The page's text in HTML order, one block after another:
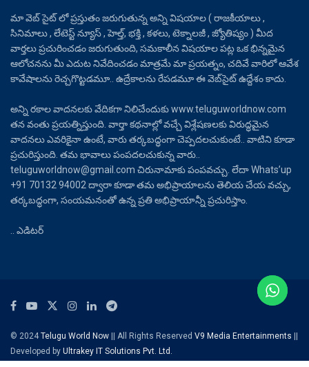
మా వెబ్ సైట్ లో ప్రస్తుతం జరుగుతున్న అన్ని విషయాల ( రాజకీయాలు ,
సినిమాలు , లేటెస్ట్ న్యూస్ , హెల్త్, భక్తి , కళలు, టెక్నాలజీ , జ్యోతిష్యం ) మీద
వార్తలు ప్రచురించడం జరుగుతుంది, సమకాలీన విషయాల పట్ల ఒక భిన్నమైన
ఆలోచనను మీ ఎదుట నివేదించడం మాత్రమే మా ప్రయత్నం, చదివే వారిలో ఆవేశ
కావేషాలను రెచ్చగొట్టడమూ.. ఉద్రేకాలను రేపడమూ ఈ వెబ్‌సైట్ ఉద్దేశం కాదు.
అన్ని రకాల వాదనలకు వేదికగా నిలిచేందుకు www.teluguworldnow.com
తన వంతు ప్రయత్నిస్తుంది. వార్తా కథనాల్లో వచ్చే విశ్లేషణలకు విరుద్ధమైన
వాదనలు ఎవరికైనా ఉంటే, వారు తర్కబద్ధంగా చెప్పదలచుకుంటే.. వాటిని కూడా
ప్రచురిస్తుంది. తమ భావాలు పంపదలచుకున్న వారు..
teluguworldnow@gmail.com చిరునామాకు పంపవచ్చు. లేదా Whats’up
+91 70132 94002 ద్వారా కూడా తమ అభిప్రాయాలను తెలియ చేయ వచ్చు,
తర్కబద్ధంగా, సంయమనంతో ఉన్న ప్రతి అభిప్రాయాన్నీ ప్రచురిస్తాం.
.. ఎడిటర్
© 2024Telugu World Now || All Rights Reserved V9 Media Entertainments ||
Developed by Ultrakey IT Solutions Pvt. Ltd.